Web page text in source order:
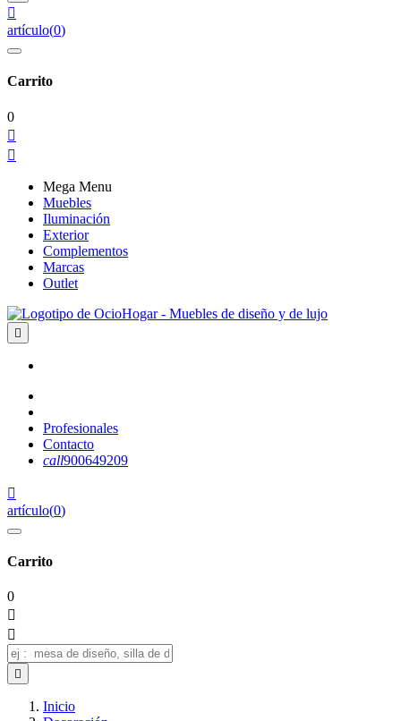

artículo(0)
Carrito
0


Mega Menu
Muebles
Iluminación
Exterior
Complementos
Marcas
Outlet

Profesionales
Contacto
call900649209

artículo(0)
Carrito
0



Inicio